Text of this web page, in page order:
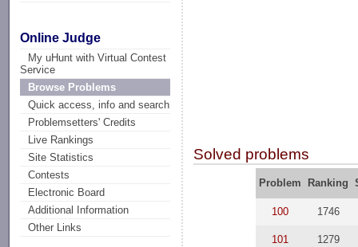
Online Judge
My uHunt with Virtual Contest
Service
Browse Problems
Quick access, info and search
Problemsetters' Credits
Live Rankings
Site Statistics
Contests
Electronic Board
Additional Information
Other Links
Solved problems
Problem Ranking
100 1746
101 1279